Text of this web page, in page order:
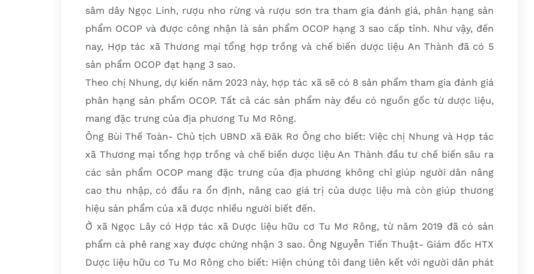
sâm dây Ngọc Linh, rượu nho rừng và rượu sơn tra tham gia đánh giá, phân hạng sản
phẩm OCOP và được công nhận là sản phẩm OCOP hạng 3 sao cấp tỉnh. Như vậy, đến
nay, Hợp tác xã Thương mại tổng hợp trồng và chế biến dược liệu An Thành đã có 5
sản phẩm OCOP đạt hạng 3 sao.
Theo chị Nhung, dự kiến năm 2023 này, hợp tác xã sẽ có 8 sản phẩm tham gia đánh giá
phân hạng sản phẩm OCOP. Tất cả các sản phẩm này đều có nguồn gốc từ dược liệu,
mang đặc trưng của địa phương Tu Mơ Rông.
Ông Bùi Thế Toàn- Chủ tịch UBND xã Đăk Rơ Ông cho biết: Việc chị Nhung và Hợp tác
xã Thương mại tổng hợp trồng và chế biến dược liệu An Thành đầu tư chế biến sâu ra
các sản phẩm OCOP mang đặc trưng của địa phương không chỉ giúp người dân nâng
cao thu nhập, có đầu ra ổn định, nâng cao giá trị của dược liệu mà còn giúp thương
hiệu sản phẩm của xã được nhiều người biết đến.
Ở xã Ngọc Lây có Hợp tác xã Dược liệu hữu cơ Tu Mơ Rông, từ năm 2019 đã có sản
phẩm cà phê rang xay được chứng nhận 3 sao. Ông Nguyễn Tiến Thuật- Giám đốc HTX
Dược liệu hữu cơ Tu Mơ Rông cho biết: Hiện chúng tôi đang liên kết với người dân phát